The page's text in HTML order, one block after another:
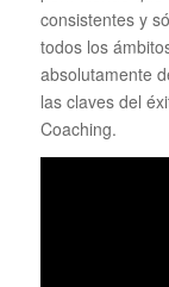
consistentes y
todos los
absolutamente
las claves del
Coaching.